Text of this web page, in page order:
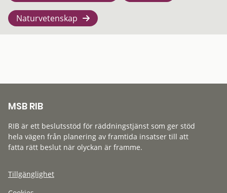
Naturvetenskap
MSB RIB
RIB är ett beslutsstöd för räddningstjänst som ger stöd
hela vägen från planering av framtida insatser till att
fatta rätt beslut när olyckan är framme.
Tillgänglighet